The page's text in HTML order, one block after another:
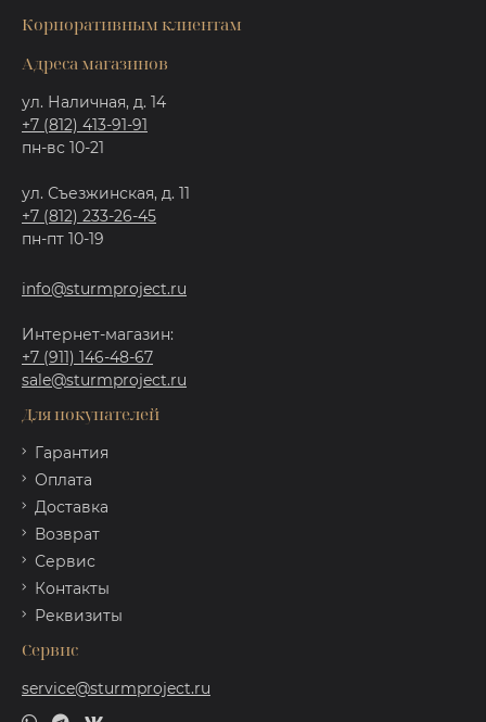
Корпоративным клиентам
Адреса магазинов
ул. Наличная, д. 14
+7 (812) 413-91-91
пн-вс 10-21
ул. Съезжинская, д. 11
+7 (812) 233-26-45
пн-пт 10-19
info@sturmproject.ru
Интернет-магазин:
+7 (911) 146-48-67
sale@sturmproject.ru
Для покупателей
Гарантия
Оплата
Доставка
Возврат
Сервис
Контакты
Реквизиты
Сервис
service@sturmproject.ru